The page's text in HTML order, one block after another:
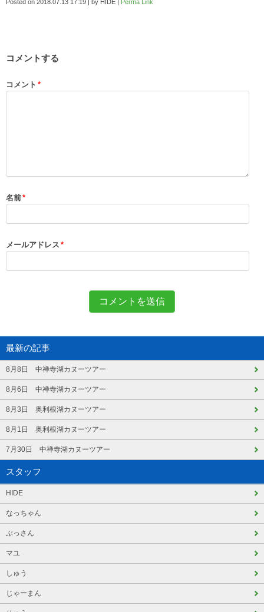
Posted on 2018.07.13 17:19 by HIDE Perma Link
コメントする
コメント *
名前*
メールアドレス *
最新の記事
8月8日 中禅寺湖カヌーツアー
8月6日 中禅寺湖カヌーツアー
8月3日 奥利根湖カヌーツアー
8月1日 奥利根湖カヌーツアー
7月30日 中禅寺湖カヌーツアー
スタッフ
HIDE
なっちゃん
ぶっさん
マユ
しゅう
じゃーまん